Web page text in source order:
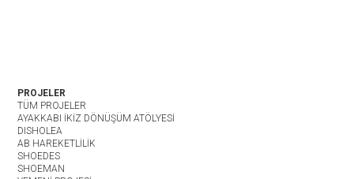
PROJELER
TÜM PROJELER
AYAKKABI İKİZ DÖNÜŞÜM ATÖLYESİ
DISHOLEA
AB HAREKETLİLİK
SHOEDES
SHOEMAN